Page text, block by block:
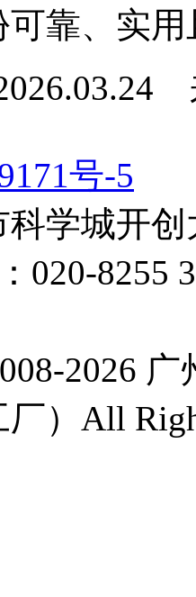
可靠、实
号-5
学城开
020-
2026
）All